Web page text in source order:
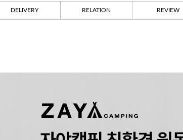
DELIVERY RELATION REVIEW